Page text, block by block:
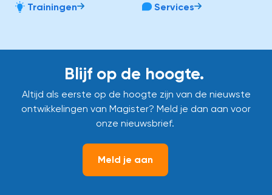
Trainingen
Services
Blijf op de hoogte.
Altijd als eerste op de hoogte zijn van de nieuwste
ontwikkelingen van Magister? Meld je dan aan voor
onze nieuwsbrief.
Meld je aan